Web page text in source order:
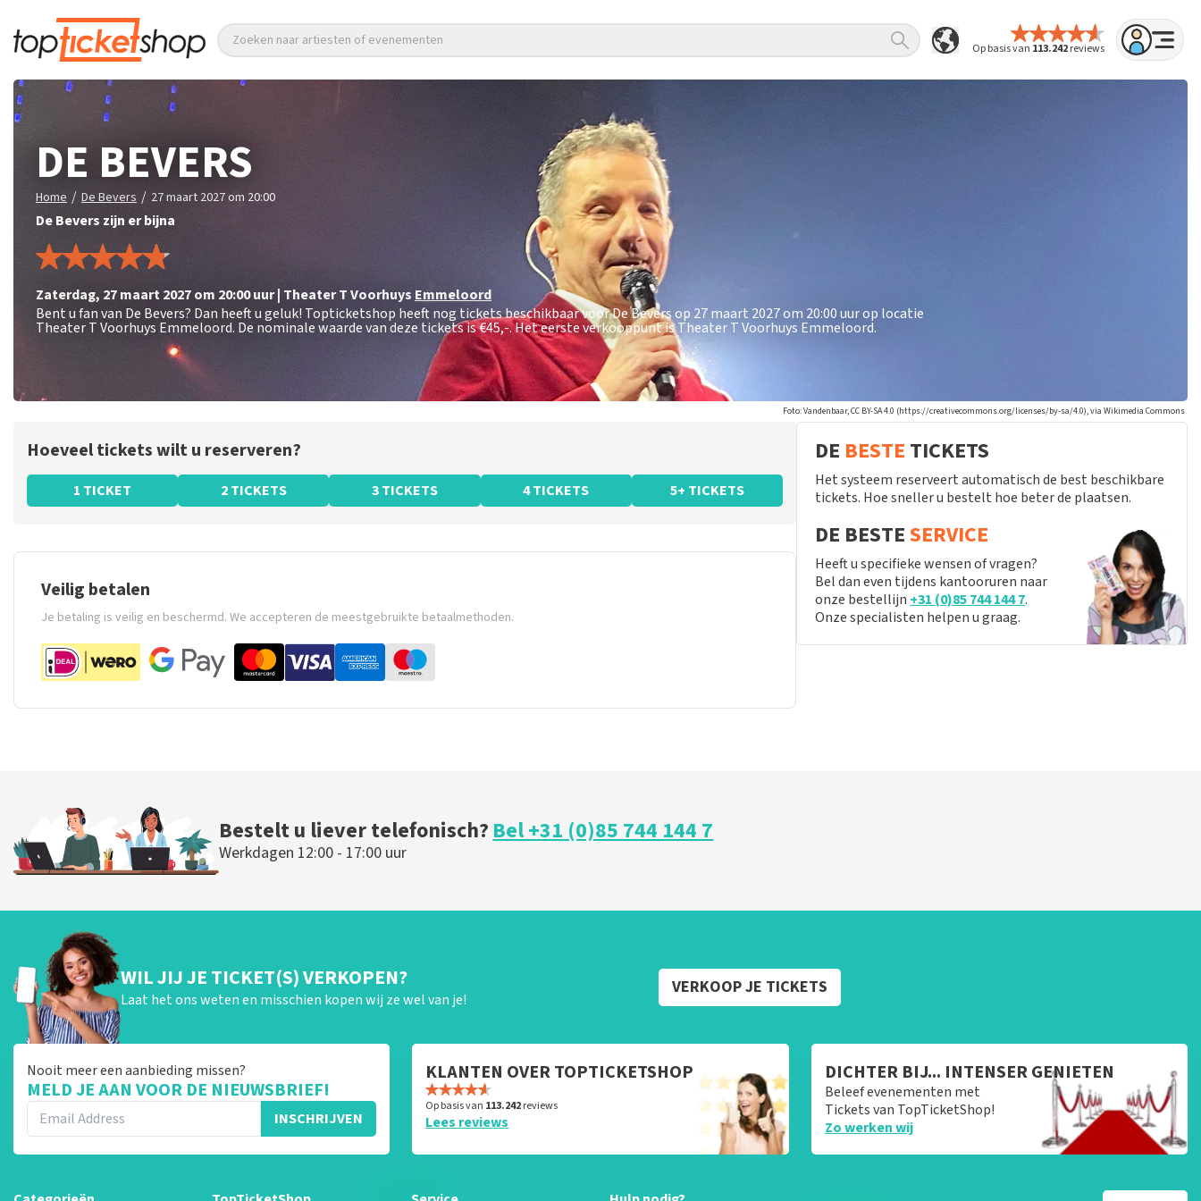
Op basis van 113.242reviews
Zoeken naar artiesten of evenementen
DE BEVERS
Home / De Bevers / 27 maart 2027 om 20:00
De Bevers zijn er bijna
zaterdag, 27 maart 2027 om 20:00uur| Theater T Voorhuys Emmeloord
Bent u fan van De Bevers? Dan heeft u geluk! Topticketshop heeft nog tickets beschikbaar voor De Bevers op 27 maart 2027 om 20:00 uur op locatie
Theater T Voorhuys Emmeloord. De nominale waarde van deze tickets is€45,-. Het eerste verkooppunt is Theater T Voorhuys Emmeloord.
Foto: Vandenbaar, CC BY-SA 4.0 (https://creativecommons.org/licenses/by-sa/4.0), via Wikimedia Commons
Hoeveel tickets wilt u reserveren?
1 TICKET 2 TICKETS 3 TICKETS 4 TICKETS 5+ TICKETS
Veilig betalen
Je betaling is veilig en beschermd. We accepteren de meestgebruikte betaalmethoden.
DE BESTE TICKETS
Het systeem reserveert automatisch de best beschikbare
tickets. Hoe sneller u bestelt hoe beter de plaatsen.
DE BESTESERVICE
Heeft u specifieke wensen of vragen?
Bel dan even tijdens kantooruren naar
onze bestellijn +31 (0)85 744 144 7.
Onze specialisten helpen u graag.
Bestelt u liever telefonisch?Bel +31 (0)85 744 144 7
Werkdagen 12:00 - 17:00 uur
WIL JIJ JE TICKET(S) VERKOPEN?
Laat het ons weten en misschien kopen wij ze wel van je!
VERKOOP JE TICKETS
Nooit meer een aanbieding missen?
MELD JE AAN VOOR DE NIEUWSBRIEF!
INSCHRIJVEN
KLANTEN OVER TOPTICKETSHOP
Op basis van 113.242reviews
Lees reviews
DICHTER BIJ... INTENSER GENIETEN
Beleef evenementen met
Tickets van TopTicketShop!
Zo werken wij